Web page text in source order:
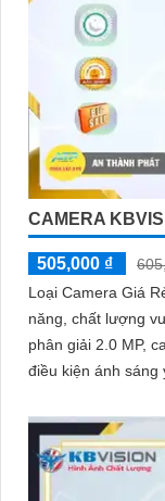
CAMERA
505,000 ₫
Loại Camera Giá
năng, chất lượng
phân giải 2.0 MP,
điều kiện ánh sáng